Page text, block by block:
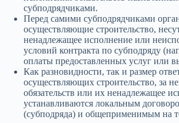
субподрядчиками.
Перед самими субподрядчиками
осуществляющие строительство,
ненадлежащее исполнение или
условий контракта по субподряду
оплаты предоставленных услуг или
Как разновидности, так и размер
осуществляющих строительство, за
обязательств или их ненадлежащее
устанавливаются локальным
(субподряда) и общеприменимым на